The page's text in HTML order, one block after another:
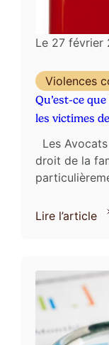
Le 27 février
Violences
Qu’est-ce
les victimes
Les
droit de la
s’agisse de ...
Lire l’article